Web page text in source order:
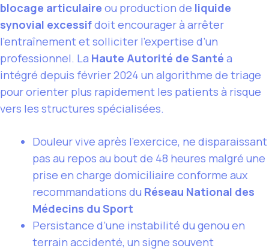
blocage articulaire ou production de liquide
synovial excessifdoit encourager à arrêter
l’entraînement et solliciter l’expertise d’un
professionnel. La Haute Autorité de Santé a
intégré depuis février 2024 un algorithme de triage
pour orienter plus rapidement les patients à risque
vers les structures spécialisées.
Douleur vive après l’exercice, ne disparaissant
pas au repos au bout de 48 heures malgré une
prise en charge domiciliaire conforme aux
recommandations du Réseau National des
Médecins du Sport
Persistance d’une instabilité du genou en
terrain accidenté, un signe souvent